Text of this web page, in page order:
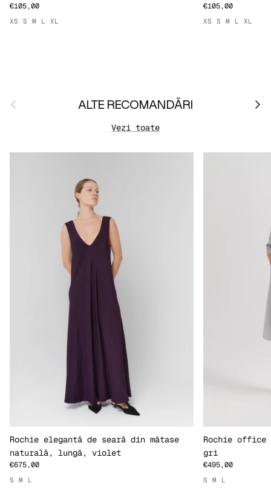
€105,00
XS S M L XL
€105,00
XS S M L XL
Anterior ALTE RECOMANDĂRI
Vezi toate
Rochie elegantă de seară din mătase
naturală, lungă, violet
€675,00
S M L
Rochie office
gri
€495,00
S M L